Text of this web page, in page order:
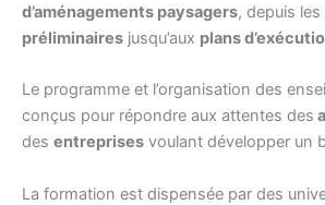
d’aménagements paysagers, depuis les
préliminaires jusqu’aux plans
Le programme et l’organisation des
conçus pour répondre aux attentes des
des entreprises voulant développer un
La formation est dispensée par des